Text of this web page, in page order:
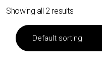
Showing all 2 results